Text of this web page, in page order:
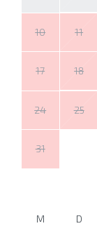
10 11
17 18
24 25
31
M D